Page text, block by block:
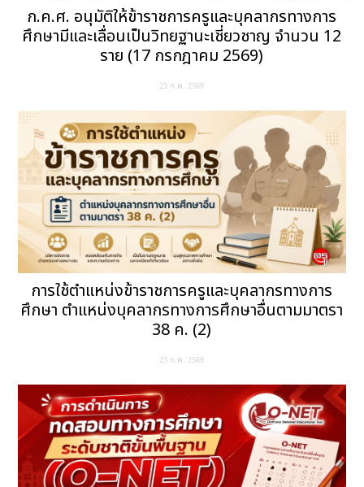
ก.ค.ศ. อนุมัติให้ข้าราชการครูและบุคลากรทางการ
ศึกษามีและเลื่อนเป็นวิทยฐานะเชี่ยวชาญ จำนวน 12
ราย (17 กรกฎาคม 2569)
23 ก.ค. 2569
การใช้ตำแหน่งข้าราชการครูและบุคลากรทางการ
ศึกษา ตำแหน่งบุคลากรทางการศึกษาอื่นตามมาตรา
38 ค. (2)
23 ก.ค. 2569